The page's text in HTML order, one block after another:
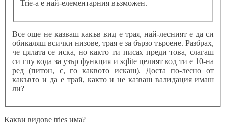
Trie-а е най-елементарния възможен.
Все още не казваш какъв вид е трая, най-лесният е да си
обикаляш всички низове, трая е за бързо търсене. Разбрах,
че цялата се иска, но както ти писах преди това, слагаш
си гпу кода за узър функция и sqlite целият код ти е 10-на
ред (питон, с, го каквото искаш). Доста по-лесно от
какъвто и да е трай, както и не казваш валидация имаш
ли?
Какви видове tries има?